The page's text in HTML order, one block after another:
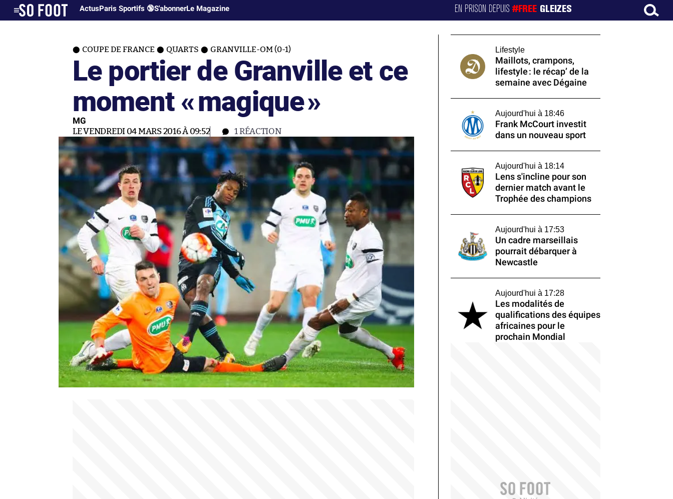
ActusParis Sportifs 🔞S'abonnerLe Magazine EN PRISON DEPUIS#FREE GLEIZES
COUPE DE FRANCE QUARTS GRANVILLE-OM (0-1)
Le portier de Granville et ce
moment «magique»
MG
LE VENDREDI 04 MARS 2016 À 09:52 1 RÉACTION
Lifestyle
Maillots, crampons,
lifestyle : le récap’ de la
semaine avec Dégaine
Aujourd'hui à 18:46
Frank McCourt investit
dans un nouveau sport
Aujourd'hui à 18:14
Lens s'incline pour son
dernier match avant le
Trophée des champions
Aujourd'hui à 17:53
Un cadre marseillais
pourrait débarquer à
Newcastle
Aujourd'hui à 17:28
Les modalités de
qualifications des équipes
africaines pour le
prochain Mondial